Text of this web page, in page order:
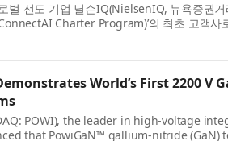
벌 선도 기업 닐슨IQ(NielsenIQ, 뉴욕증권
Charter Program)’의 최초 고객
...
World’s First 2200 V
POWI), the leader in high-voltage
that PowiGaN™ gallium-nitride (GaN)